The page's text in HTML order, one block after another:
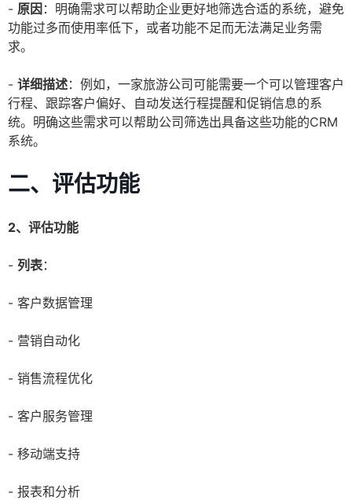
- 原因 ：明确需求可以帮助企业更好地筛选合适的系统，避免
功能过多而使用率低下，或者功能不足而无法满足业务需
求。
- 详细描述：例如，一家旅游公司可能需要一个可以管理客户
行程、跟踪客户偏好、自动发送行程提醒和促销信息的系
统。明确这些需求可以帮助公司筛选出具备这些功能的CRM
系统。
二、评估功能
2、评估功能
- 列表：
- 客户数据管理
- 营销自动化
- 销售流程优化
- 客户服务管理
- 移动端支持
- 报表和分析